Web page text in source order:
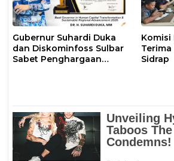
Gubernur Suhardi Duka
dan Diskominfoss Sulbar
Sabet Penghargaan
Komisi
Terima
Sidrap